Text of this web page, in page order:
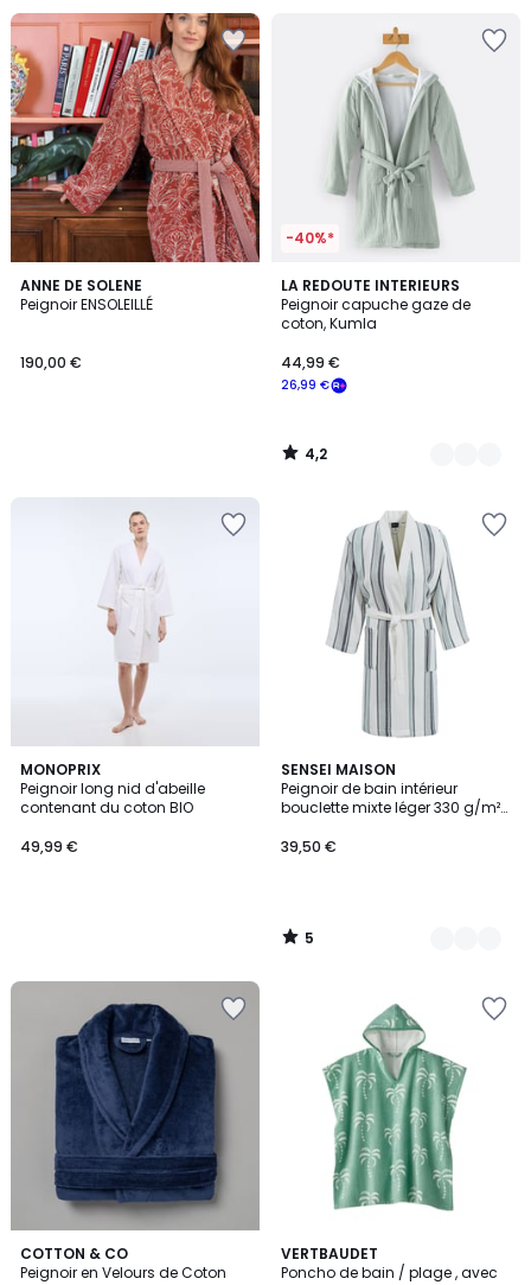
ANNE DE SOLENE
Peignoir ENSOLEILLÉ
190,00 €
-40%*
LA REDOUTE INTERIEURS
Peignoir capuche gaze de
coton, Kumla
26,99 €
44,99 €
4,2
/ 5
3
Couleurs
4,2
/
MONOPRIX
Peignoir long nid d'abeille
contenant du coton BIO
49,99 €
SENSEI MAISON
Peignoir de bain intérieur
bouclette mixte léger 330 g/m²
39,50 €
5
/
5
3
Couleurs
5
/
COTTON & CO
Peignoir en Velours de Coton
5
/
2
Couleurs
VERTBAUDET
Poncho de bain / plage , avec
2
Couleurs